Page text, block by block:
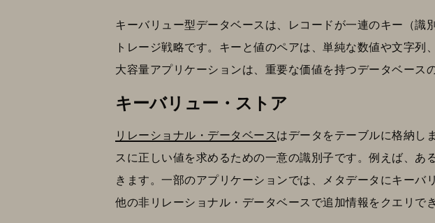
キーバリュー型データベースは、レコードが一連のキー（識
トレージ戦略です。キーと値のペアは、単純な数値や文字
大容量アプリケーションは、重要な価値を持つデータベース
キーバリュー・ストア
リレーショナル・データベース はデータをテーブルに格納し
スに正しい値を求めるための一意の識別子です。例えば、
きます。一部のアプリケーションでは、メタデータにキー
他の非リレーショナル・データベースで追加情報をクエリでき